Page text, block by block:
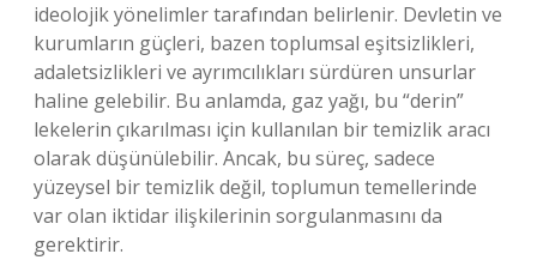
ideolojik yönelimler tarafından belirlenir. Devletin ve
kurumların güçleri, bazen toplumsal eşitsizlikleri,
adaletsizlikleri ve ayrımcılıkları sürdüren unsurlar
haline gelebilir. Bu anlamda, gaz yağı, bu “derin”
lekelerin çıkarılması için kullanılan bir temizlik aracı
olarak düşünülebilir. Ancak, bu süreç, sadece
yüzeysel bir temizlik değil, toplumun temellerinde
var olan iktidar ilişkilerinin sorgulanmasını da
gerektirir.